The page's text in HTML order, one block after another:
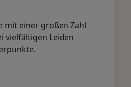
mit einer großen Zahl
vielfältigen Leiden